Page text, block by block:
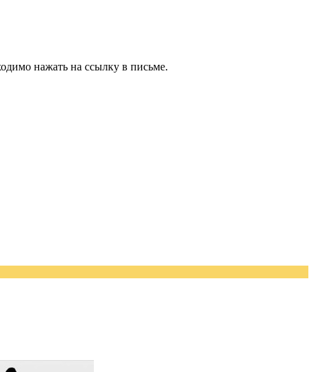
нажать на ссылку в письме.